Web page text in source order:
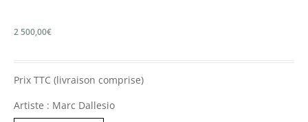
2 500,00€
Prix TTC (livraison comprise)
Artiste : Marc Dallesio